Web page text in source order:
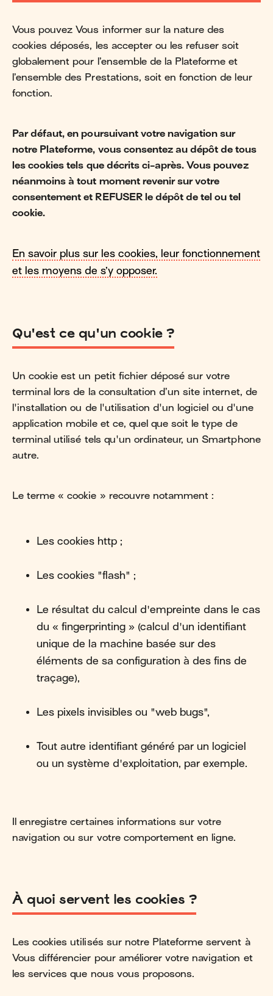
Vous pouvez Vous informer sur la nature des
cookies déposés, les accepter ou les refuser soit
globalement pour l’ensemble de la Plateforme et
l’ensemble des Prestations, soit en fonction de leur
fonction.
Par défaut, en poursuivant votre navigation sur
notre Plateforme, vous consentez au dépôt de tous
les cookies tels que décrits ci-après. Vous pouvez
néanmoins à tout moment revenir sur votre
consentement et REFUSER le dépôt de tel ou tel
cookie.
En savoir plus sur les cookies, leur fonctionnement
et les moyens de s’y opposer.
Qu'est ce qu'un cookie ?
Un cookie est un petit fichier déposé sur votre
terminal lors de la consultation d’un site internet, de
l'installation ou de l'utilisation d'un logiciel ou d'une
application mobile et ce, quel que soit le type de
terminal utilisé tels qu'un ordinateur, un Smartphone
autre.
Le terme « cookie » recouvre notamment :
Les cookies http ;
Les cookies "flash" ;
Le résultat du calcul d'empreinte dans le cas
du « fingerprinting » (calcul d'un identifiant
unique de la machine basée sur des
éléments de sa configuration à des fins de
traçage),
Les pixels invisibles ou "web bugs",
Tout autre identifiant généré par un logiciel
ou un système d'exploitation, par exemple.
Il enregistre certaines informations sur votre
navigation ou sur votre comportement en ligne.
À quoi servent les cookies ?
Les cookies utilisés sur notre Plateforme servent à
Vous différencier pour améliorer votre navigation et
les services que nous vous proposons.